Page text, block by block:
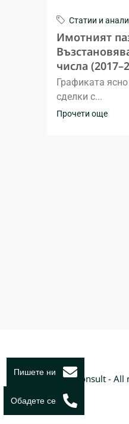
Статии и
Имотният
числа
Графиката
сделки с...
Прочети още
© Djia Consult -
Пишете ни
Обадете се